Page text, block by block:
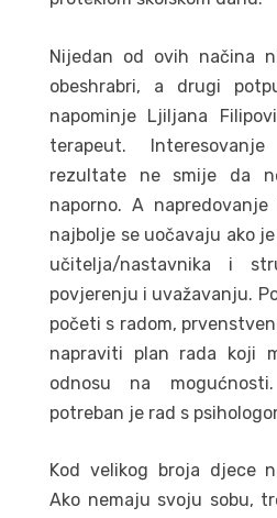
Nijedan od ovih načina
obeshrabri, a drugi
napominje Ljiljana
terapeut.
rezultate ne smije da
naporno. A
najbolje se uočavaju ako
učitelja/nastavnika i
povjerenju i uvažavanju.
početi s radom,
napraviti plan rada koji
odnosu na
potreban je rad s
Kod velikog broja djece
Ako nemaju svoju sobu,